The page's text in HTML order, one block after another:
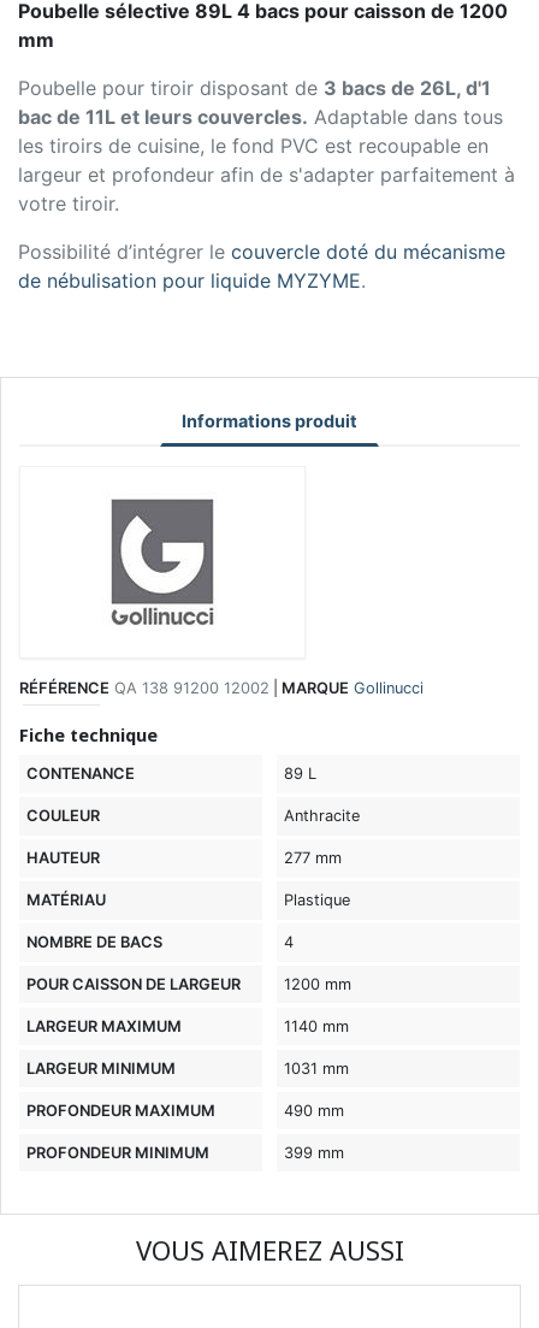
Poubelle sélective 89L 4 bacs pour caisson de 1200
mm
Poubelle pour tiroir disposant de 3 bacs de 26L, d'1
bac de 11L et leurs couvercles. Adaptable dans tous
les tiroirs de cuisine, le fond PVC est recoupable en
largeur et profondeur afin de s'adapter parfaitement à
votre tiroir.
Possibilité d’intégrer le couvercle doté du mécanisme
de nébulisation pour liquide MYZYME.
Informations produit
RÉFÉRENCE QA 138 91200 12002 MARQUE Gollinucci
Fiche technique
CONTENANCE 89 L
COULEUR Anthracite
HAUTEUR 277 mm
MATÉRIAU Plastique
NOMBRE DE BACS 4
POUR CAISSON DE LARGEUR 1200 mm
LARGEUR MAXIMUM 1140 mm
LARGEUR MINIMUM 1031 mm
PROFONDEUR MAXIMUM 490 mm
PROFONDEUR MINIMUM 399 mm
VOUS AIMEREZ AUSSI